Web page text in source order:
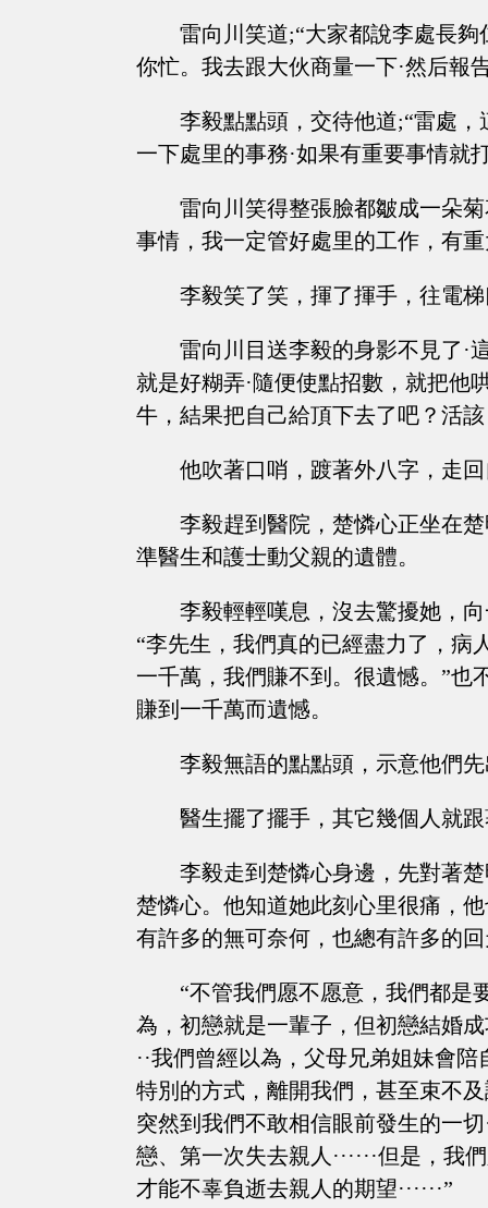
雷向川笑道;“大家都說李處長
你忙。我去跟大伙商量一下·然后報
李毅點點頭，交待他道;“雷處
一下處里的事務·如果有重要事情就
雷向川笑得整張臉都皺成一朵
事情，我一定管好處里的工作，有
李毅笑了笑，揮了揮手，往電
雷向川目送李毅的身影不見了·
就是好糊弄·隨便使點招數，就把他
牛，結果把自己給頂下去了吧？活
他吹著口哨，踱著外八字，走
李毅趕到醫院，楚憐心正坐在
準醫生和護士動父親的遺體。
李毅輕輕嘆息，沒去驚擾她，
“李先生，我們真的已經盡力了，病
一千萬，我們賺不到。很遺憾。”也
賺到一千萬而遺憾。
李毅無語的點點頭，示意他們
醫生擺了擺手，其它幾個人就
李毅走到楚憐心身邊，先對著
楚憐心。他知道她此刻心里很痛，
有許多的無可奈何，也總有許多的
“不管我們愿不愿意，我們都是
為，初戀就是一輩子，但初戀結婚
··我們曾經以為，父母兄弟姐妹會
特別的方式，離開我們，甚至束不
突然到我們不敢相信眼前發生的一切
戀、第一次失去親人······但是，
才能不辜負逝去親人的期望······”